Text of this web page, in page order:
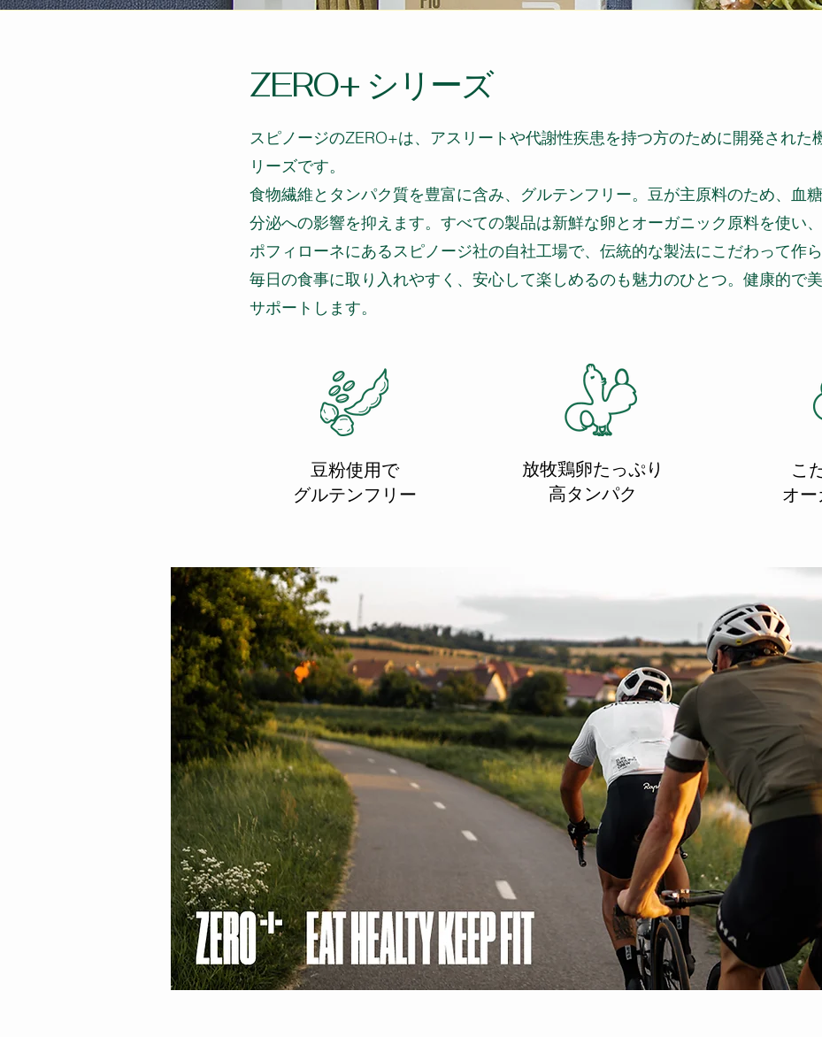
ZERO+ シリーズ
スピノージのZERO+は、アスリートや代謝性疾患を持つ方のために開発された
リーズです。
食物繊維とタンパク質を豊富に含み、グルテンフリー。豆が主原料のため、血
分泌への影響を抑えます。すべての製品は新鮮な卵とオーガニック原料を使い
ポフィローネにあるスピノージ社の自社工場で、伝統的な製法にこだわって作ら
毎日の食事に取り入れやすく、安心して楽しめるのも魅力のひとつ。健康的で
サポートします。
放牧鶏卵たっぷり
高タンパク
豆粉使用で
​グルテンフリー
こ
オー